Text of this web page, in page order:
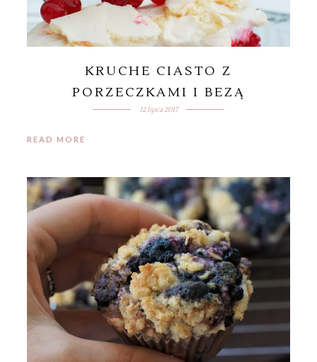
KRUCHE CIASTO Z
PORZECZKAMI I BEZĄ
12 lipca 2017
READ MORE